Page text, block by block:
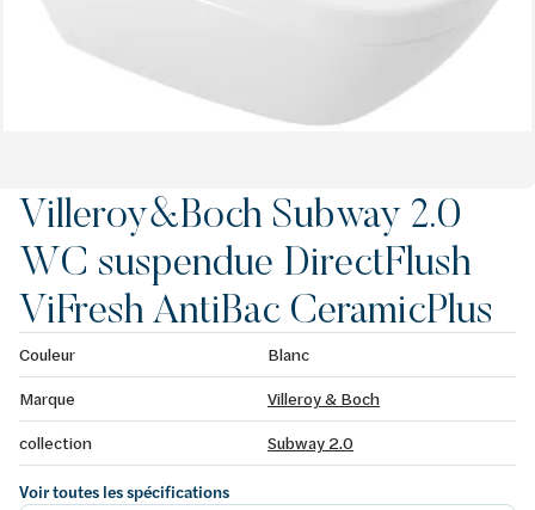
Villeroy&Boch Subway 2.0
WC suspendue DirectFlush
ViFresh AntiBac CeramicPlus
Couleur
Blanc
Marque
Villeroy & Boch
collection
Subway 2.0
Voir toutes les spécifications